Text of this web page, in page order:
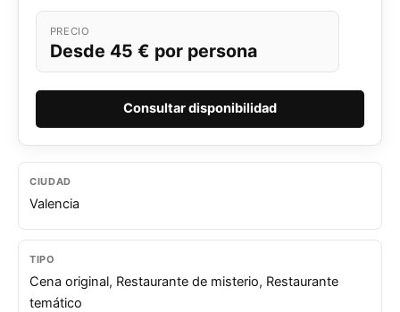
PRECIO
Desde 45 € por persona
Consultar disponibilidad
CIUDAD
Valencia
TIPO
Cena original, Restaurante de misterio, Restaurante
temático